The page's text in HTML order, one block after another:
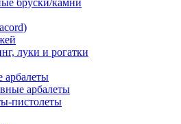
луки и рогатки
арбалеты
арбалеты
пистолеты